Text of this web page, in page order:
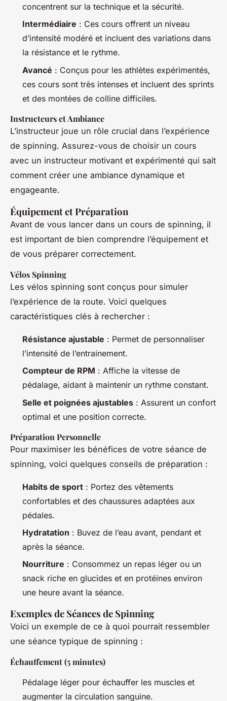
concentrent sur la technique et la sécurité.
Intermédiaire : Ces cours offrent un niveau
d’intensité modéré et incluent des variations dans
la résistance et le rythme.
Avancé : Conçus pour les athlètes expérimentés,
ces cours sont très intenses et incluent des sprints
et des montées de colline difficiles.
Instructeurs et Ambiance
L’instructeur joue un rôle crucial dans l’expérience
de spinning. Assurez-vous de choisir un cours
avec un instructeur motivant et expérimenté qui sait
comment créer une ambiance dynamique et
engageante.
Équipement et Préparation
Avant de vous lancer dans un cours de spinning, il
est important de bien comprendre l’équipement et
de vous préparer correctement.
Vélos Spinning
Les vélos spinning sont conçus pour simuler
l’expérience de la route. Voici quelques
caractéristiques clés à rechercher :
Résistance ajustable : Permet de personnaliser
l’intensité de l’entrainement.
Compteur de RPM : Affiche la vitesse de
pédalage, aidant à maintenir un rythme constant.
Selle et poignées ajustables : Assurent un confort
optimal et une position correcte.
Préparation Personnelle
Pour maximiser les bénéfices de votre séance de
spinning, voici quelques conseils de préparation :
Habits de sport : Portez des vêtements
confortables et des chaussures adaptées aux
pédales.
Hydratation : Buvez de l’eau avant, pendant et
après la séance.
Nourriture : Consommez un repas léger ou un
snack riche en glucides et en protéines environ
une heure avant la séance.
Exemples de Séances de Spinning
Voici un exemple de ce à quoi pourrait ressembler
une séance typique de spinning :
Échauffement (5 minutes)
Pédalage léger pour échauffer les muscles et
augmenter la circulation sanguine.